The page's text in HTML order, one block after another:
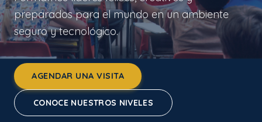
preparados para el mundo en un ambiente
seguro y tecnológico.
AGENDAR UNA VISITA
CONOCE NUESTROS NIVELES